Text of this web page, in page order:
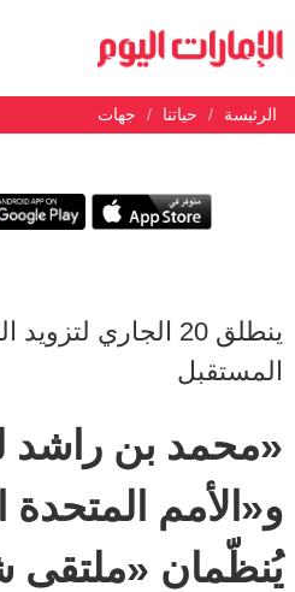
الرئيسة حياتنا جهات
ينطلق 20 الجاري
المستقبل
«محمد بن راشد
و«الأمم المتحدة
يُنظّمان «ملتقى